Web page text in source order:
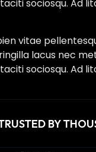
sociosqu. Ad
vitae
lacus nec
sociosqu. Ad
BY